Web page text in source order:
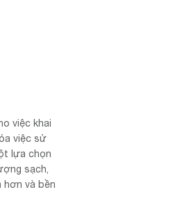
việc khai
việc sử
lựa chọn
sạch,
và bền